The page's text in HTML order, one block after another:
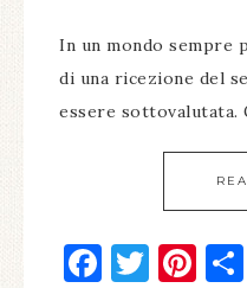
In un mondo sempre
di una ricezione del
essere
Facebook